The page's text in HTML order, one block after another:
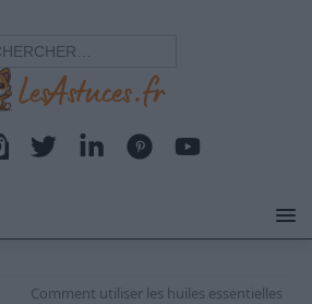
Comment utiliser les huiles essentielles